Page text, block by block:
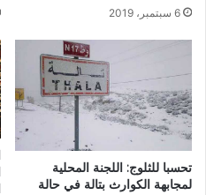
6 سبتمبر، 2019
تحسبا للثلوج: اللجنة المحلية
لمجابهة الكوارث بتالة في حالة